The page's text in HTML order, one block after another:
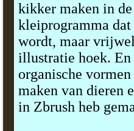
kikker maken in
kleiprogramma
wordt, maar
illustratie hoek.
organische
maken van dieren
in Zbrush heb